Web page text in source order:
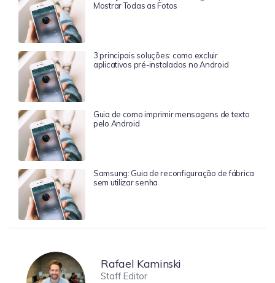
Mostrar Todas as Fotos
3 principais soluções: como excluir
aplicativos pré-instalados no Android
Guia de como imprimir mensagens de texto
pelo Android
Samsung: Guia de reconfiguração de fábrica
sem utilizar senha
Rafael Kaminski
Staff Editor